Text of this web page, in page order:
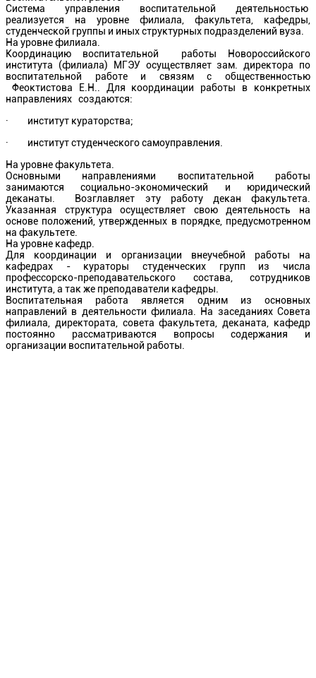
Система управления воспитательной деятельностью
реализуется на уровне филиала, факультета, кафедры,
студенческой группы и иных структурных подразделений вуза.
На уровне филиала.
Координацию воспитательной работы Новороссийского
института (филиала) МГЭУ осуществляет зам. директора по
воспитательной работе и связям с общественностью
Феоктистова Е.Н.. Для координации работы в конкретных
направлениях создаются:
· институт кураторства;
· институт студенческого самоуправления.
На уровне факультета.
Основными направлениями воспитательной работы
занимаются социально-экономический и юридический
деканаты. Возглавляет эту работу декан факультета.
Указанная структура осуществляет свою деятельность на
основе положений, утвержденных в порядке, предусмотренном
на факультете.
На уровне кафедр.
Для координации и организации внеучебной работы на
кафедрах - кураторы студенческих групп из числа
профессорско-преподавательского состава, сотрудников
института, а так же преподаватели кафедры.
Воспитательная работа является одним из основных
направлений в деятельности филиала. На заседаниях Совета
филиала, директората, совета факультета, деканата, кафедр
постоянно рассматриваются вопросы содержания и
организации воспитательной работы.